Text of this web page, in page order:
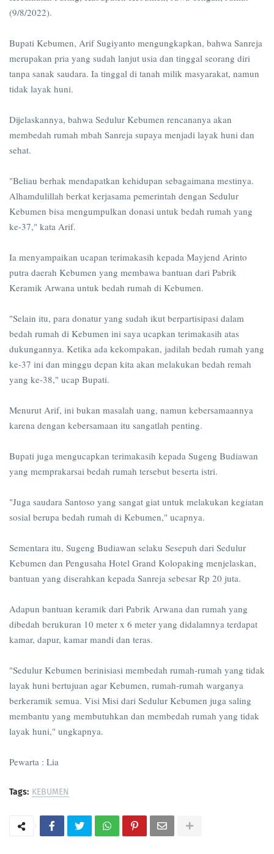
(9/8/2022).
Bupati Kebumen, Arif Sugiyanto mengungkapkan, bahwa Sanreja
merupakan pria yang sudah lanjut usia dan tinggal seorang diri
tanpa sanak saudara. Ia tinggal di tanah milik masyarakat, namun
tidak layak huni.
Dijelaskannya, bahwa Sedulur Kebumen rencananya akan
membedah rumah mbah Sanreja supaya menjadi layak huni dan
sehat.
"Beliau berhak mendapatkan kehidupan sebagaimana mestinya.
Alhamdulillah berkat kerjasama pemerintah dengan Sedulur
Kebumen bisa mengumpulkan donasi untuk bedah rumah yang
ke-37," kata Arif.
Ia menyampaikan ucapan terimakasih kepada Mayjend Arinto
putra daerah Kebumen yang membawa bantuan dari Pabrik
Keramik Arwana untuk bedah rumah di Kebumen.
"Selain itu, para donatur yang sudah ikut berpartisipasi dalam
bedah rumah di Kebumen ini saya ucapkan terimakasih atas
dukungannya. Ketika ada kekompakan, jadilah bedah rumah yang
ke-37 ini dan minggu depan kita akan melakukan bedah remah
yang ke-38," ucap Bupati.
Menurut Arif, ini bukan masalah uang, namun kebersamaannya
karena dengan kebersamaan itu sangatlah penting.
Bupati juga mengucapkan terimakasih kepada Sugeng Budiawan
yang memprakarsai bedah rumah tersebut beserta istri.
"Juga saudara Santoso yang sangat giat untuk melakukan kegiatan
sosial berupa bedah rumah di Kebumen," ucapnya.
Sementara itu, Sugeng Budiawan selaku Sesepuh dari Sedulur
Kebumen dan Pengusaha Hotel Grand Kolopaking menjelaskan,
bantuan yang diserahkan kepada Sanreja sebesar Rp 20 juta.
Adapun bantuan keramik dari Pabrik Arwana dan rumah yang
dibedah berukuran 10 meter x 6 meter yang didalamnya terdapat
kamar, dapur, kamar mandi dan teras.
"Sedulur Kebumen berinisiasi membedah rumah-rumah yang tidak
layak huni bertujuan agar Kebumen, rumah-rumah warganya
berkeramik semua. Visi Misi dari Sedulur Kebumen juga saling
membantu yang membutuhkan dan membedah rumah yang tidak
layak huni," ungkapnya.
Pewarta : Lia
Tags: KEBUMEN